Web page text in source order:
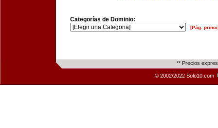
Categorías de Dominio:
[Pág.
** Precios
© 2002/2022 Solo10.com